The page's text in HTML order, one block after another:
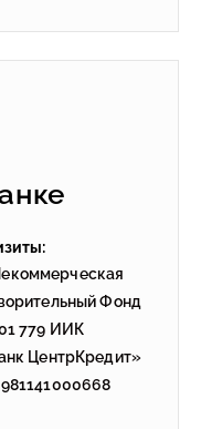
Фонд
779 ИИК
ЦентрКредит»